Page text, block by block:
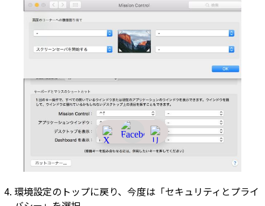
環境設定のトップに戻り、今度は「セキュリティとプライ